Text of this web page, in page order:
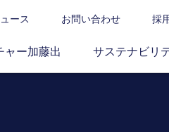
ース お問い合わせ 採
ャー加藤出 サステナビリ